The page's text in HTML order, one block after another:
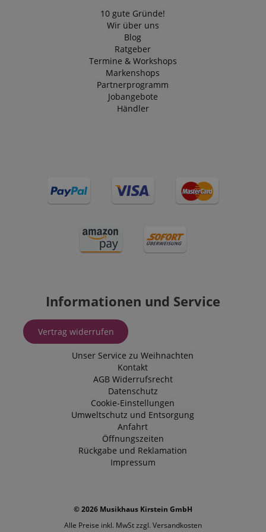
10 gute Gründe!
Wir über uns
Blog
Ratgeber
Termine & Workshops
Markenshops
Partnerprogramm
Jobangebote
Händler
Informationen und Service
Vertrag widerrufen
Unser Service zu Weihnachten
Kontakt
AGB Widerrufsrecht
Datenschutz
Cookie-Einstellungen
Umweltschutz und Entsorgung
Anfahrt
Öffnungszeiten
Rückgabe und Reklamation
Impressum
© 2026 Musikhaus Kirstein GmbH
Alle Preise inkl. MwSt zzgl. Versandkosten
Anbieter /
Domain
Laufzeit
clicked, on
which page
he was the
Datenschutzerklärung